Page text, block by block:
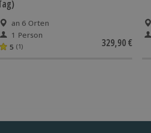
an 6 Orten
1 Person
5 (1) 329,90 €